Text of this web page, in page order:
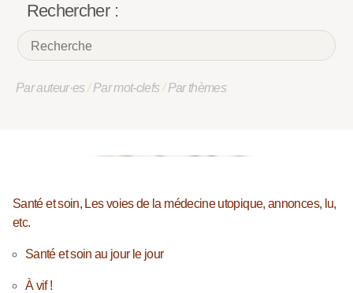
Rechercher :
Par auteur·es/Par mot-clefs/Par thèmes
Santé et soin, Les voies de la médecine utopique, annonces, lu,
etc.
Santé et soin au jour le jour
À vif !